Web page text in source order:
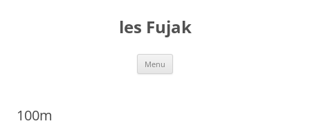
les Fujak
Menu
100m